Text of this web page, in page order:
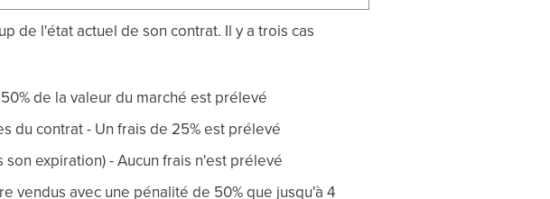
de l'état actuel de son contrat. Il y a trois cas
de la valeur du marché est prélevé
du contrat - Un frais de 25% est prélevé
expiration) - Aucun frais n'est prélevé
vendus avec une pénalité de 50% que jusqu'à 4